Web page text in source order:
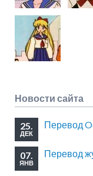
Новости сайта
25.
ДЕК
Перевод
07.
ЯНВ
Перевод